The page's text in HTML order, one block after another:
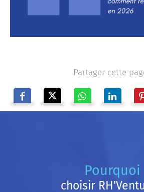
Partager cette
Pourquoi
choisir